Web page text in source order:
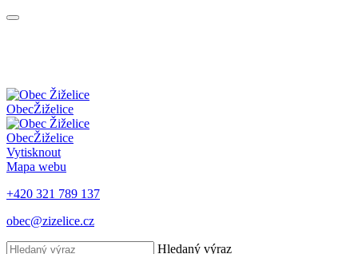
ObecŽiželice
ObecŽiželice
Vytisknout
Mapa webu
+420 321 789 137
obec@zizelice.cz
Hledaný výraz